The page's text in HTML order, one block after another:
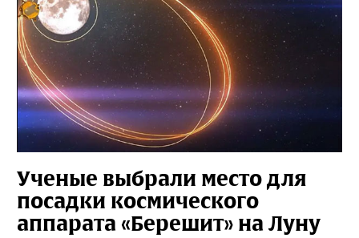
Ученые выбрали место для
посадки космического
аппарата «Берешит» на Луну